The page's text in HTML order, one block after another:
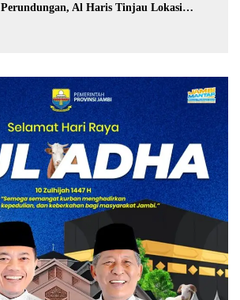
Perundungan, Al Haris Tinjau Lokasi